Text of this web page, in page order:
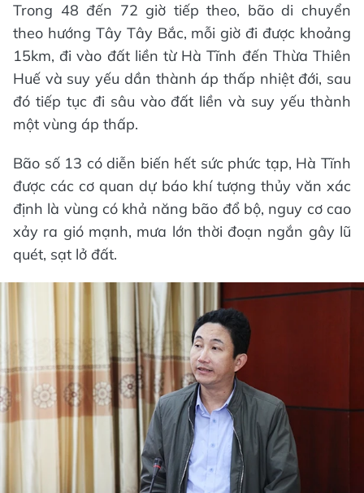
Trong 48 đến 72 giờ tiếp theo, bão di chuyển
theo hướng Tây Tây Bắc, mỗi giờ đi được khoảng
15km, đi vào đất liền từ Hà Tĩnh đến Thừa Thiên
Huế và suy yếu dần thành áp thấp nhiệt đới, sau
đó tiếp tục đi sâu vào đất liền và suy yếu thành
một vùng áp thấp.
Bão số 13 có diễn biến hết sức phức tạp, Hà Tĩnh
được các cơ quan dự báo khí tượng thủy văn xác
định là vùng có khả năng bão đổ bộ, nguy cơ cao
xảy ra gió mạnh, mưa lớn thời đoạn ngắn gây lũ
quét, sạt lở đất.